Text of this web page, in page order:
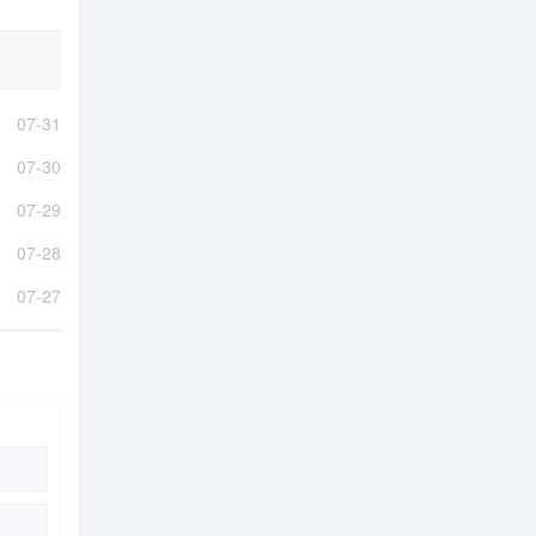
07-31
07-30
07-29
07-28
07-27